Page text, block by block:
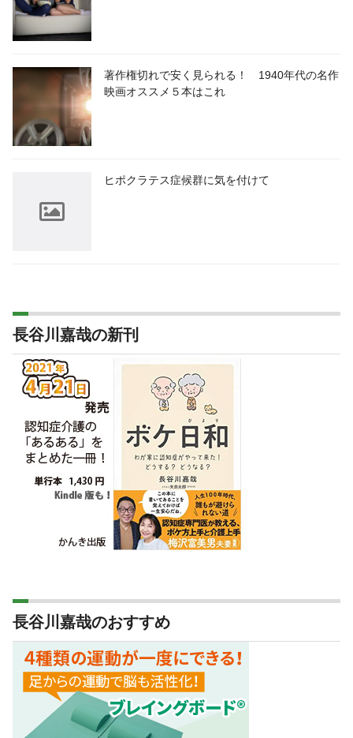
著作権切れで安く見られる！ 1940年代の名作
映画オススメ５本はこれ
ヒポクラテス症候群に気を付けて
長谷川嘉哉の新刊
長谷川嘉哉のおすすめ